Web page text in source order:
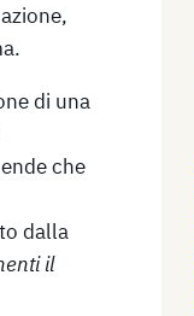
di una
che
dalla
il